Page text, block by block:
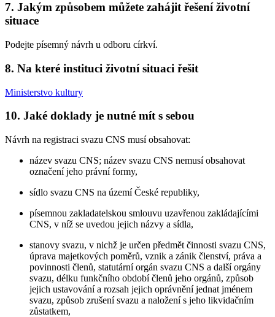
7. Jakým způsobem můžete zahájit řešení životní
situace
Podejte písemný návrh u odboru církví.
8. Na které instituci životní situaci řešit
Ministerstvo kultury
10. Jaké doklady je nutné mít s sebou
Návrh na registraci svazu CNS musí obsahovat:
název svazu CNS; název svazu CNS nemusí obsahovat
označení jeho právní formy,
sídlo svazu CNS na území České republiky,
písemnou zakladatelskou smlouvu uzavřenou zakládajícími
CNS, v níž se uvedou jejich názvy a sídla,
stanovy svazu, v nichž je určen předmět činnosti svazu CNS,
úprava majetkových poměrů, vznik a zánik členství, práva a
povinnosti členů, statutární orgán svazu CNS a další orgány
svazu, délku funkčního období členů jeho orgánů, způsob
jejich ustavování a rozsah jejich oprávnění jednat jménem
svazu, způsob zrušení svazu a naložení s jeho likvidačním
zůstatkem,